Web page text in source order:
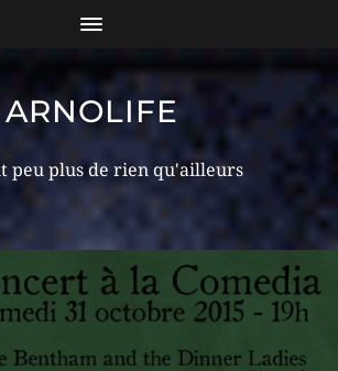
ARNOLIFE
peu plus de rien qu'ailleurs